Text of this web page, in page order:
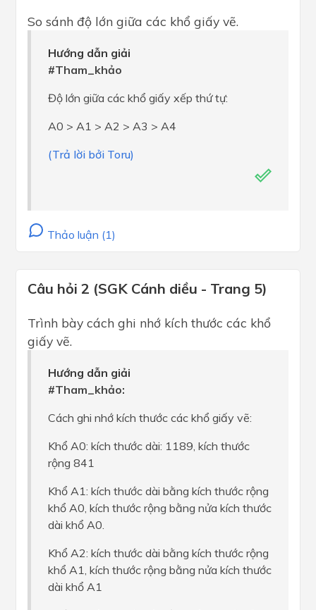
So sánh độ lớn giữa các khổ giấy vẽ.
Hướng dẫn giải
#Tham_khảo
Độ lớn giữa các khổ giấy xếp thứ tự:
A0 > A1 > A2 > A3 > A4
(Trả lời bởi Toru)
Thảo luận (1)
Câu hỏi 2 (SGK Cánh diều - Trang 5)
Trình bày cách ghi nhớ kích thước các khổ
giấy vẽ.
Hướng dẫn giải
#Tham_khảo:
Cách ghi nhớ kích thước các khổ giấy vẽ:
Khổ A0: kích thước dài: 1189, kích thước
rộng 841
Khổ A1: kích thước dài bằng kích thước rộng
khổ A0, kích thước rộng bằng nửa kích thước
dài khổ A0.
Khổ A2: kích thước dài bằng kích thước rộng
khổ A1, kích thước rộng bằng nửa kích thước
dài khổ A1